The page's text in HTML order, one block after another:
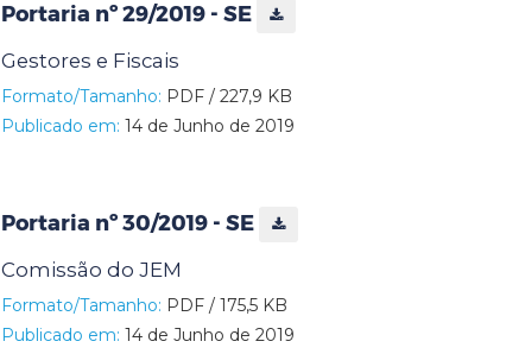
Portaria nº 29/2019 - SE
Gestores e Fiscais
Formato/Tamanho: PDF / 227,9 KB
Publicado em: 14 de Junho de 2019
Portaria nº 30/2019 - SE
Comissão do JEM
Formato/Tamanho: PDF / 175,5 KB
Publicado em: 14 de Junho de 2019